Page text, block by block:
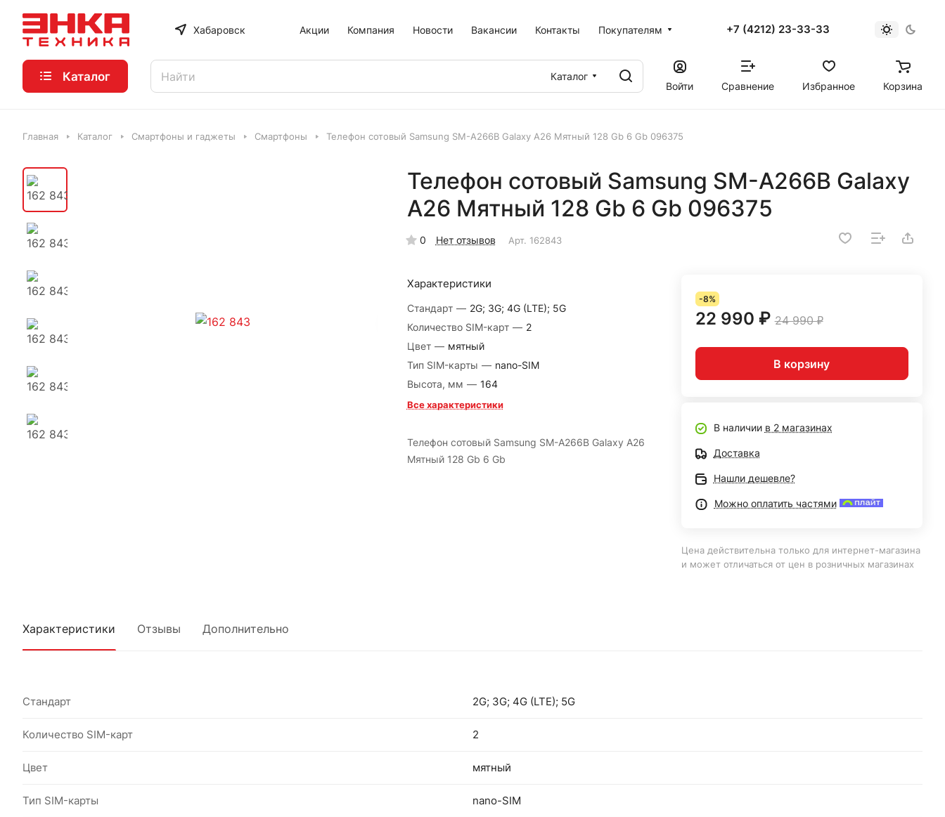
Хабаровск Акции Компания Новости Вакансии Контакты Покупателям +7 (4212) 23-33-33
Каталог
Каталог
Войти
Сравнение Избранное Корзина
Главная Каталог Смартфоны и гаджеты Смартфоны Телефон сотовый Samsung SM-A266B Galaxy A26 Мятный 128 Gb 6 Gb 096375
Телефон сотовый Samsung SM-A266B Galaxy
A26 Мятный 128 Gb 6 Gb 096375
0 Нет отзывов Арт. 162843
Характеристики
Стандарт — 2G; 3G; 4G (LTE); 5G
Количество SIM-карт — 2
Цвет — мятный
Тип SIM-карты — nano-SIM
Высота, мм — 164
Все характеристики
Телефон сотовый Samsung SM-A266B Galaxy A26
Мятный 128 Gb 6 Gb
-8%
22 990 ₽ 24 990 ₽
В корзину
В наличии в 2 магазинах
Доставка
Нашли дешевле?
Можно оплатить частями
Цена действительна только для интернет-магазина
и может отличаться от цен в розничных магазинах
Характеристики Отзывы Дополнительно
Стандарт 2G; 3G; 4G (LTE); 5G
Количество SIM-карт 2
Цвет мятный
Тип SIM-карты nano-SIM